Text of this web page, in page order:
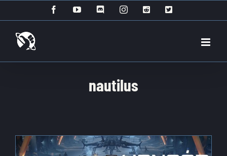
FacebookYouTube DiscordInstagramRedditX
nautilus